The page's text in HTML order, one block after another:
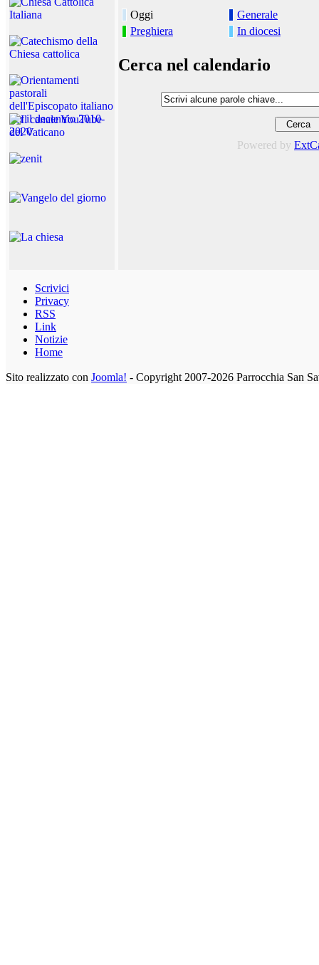
Oggi
Generale
Preghiera
In diocesi
Cerca nel calendario
Powered by
Scrivici
Privacy
RSS
Link
Notizie
Home
Sito realizzato con Joomla! - Copyright 2007-2026 Parrocchia San